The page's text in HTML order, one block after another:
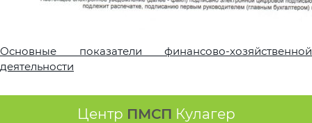
Основные показатели финансово-хозяйственной
деятельности
Центр ПМСП Кулагер